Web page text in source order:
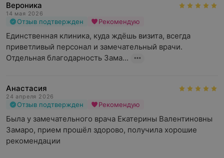
Вероника
14 мая 2026
Отзыв подтвержден Рекомендую
Единственная клиника, куда ждёшь визита, всегда
приветливый персонал и замечательный врачи.
Отдельная благодарность Зама...
Анастасия
24 апреля 2026
Отзыв подтвержден Рекомендую
Была у замечательного врача Екатерины Валентиновны
Замаро, прием прошёл здорово, получила хорошие
рекомендации